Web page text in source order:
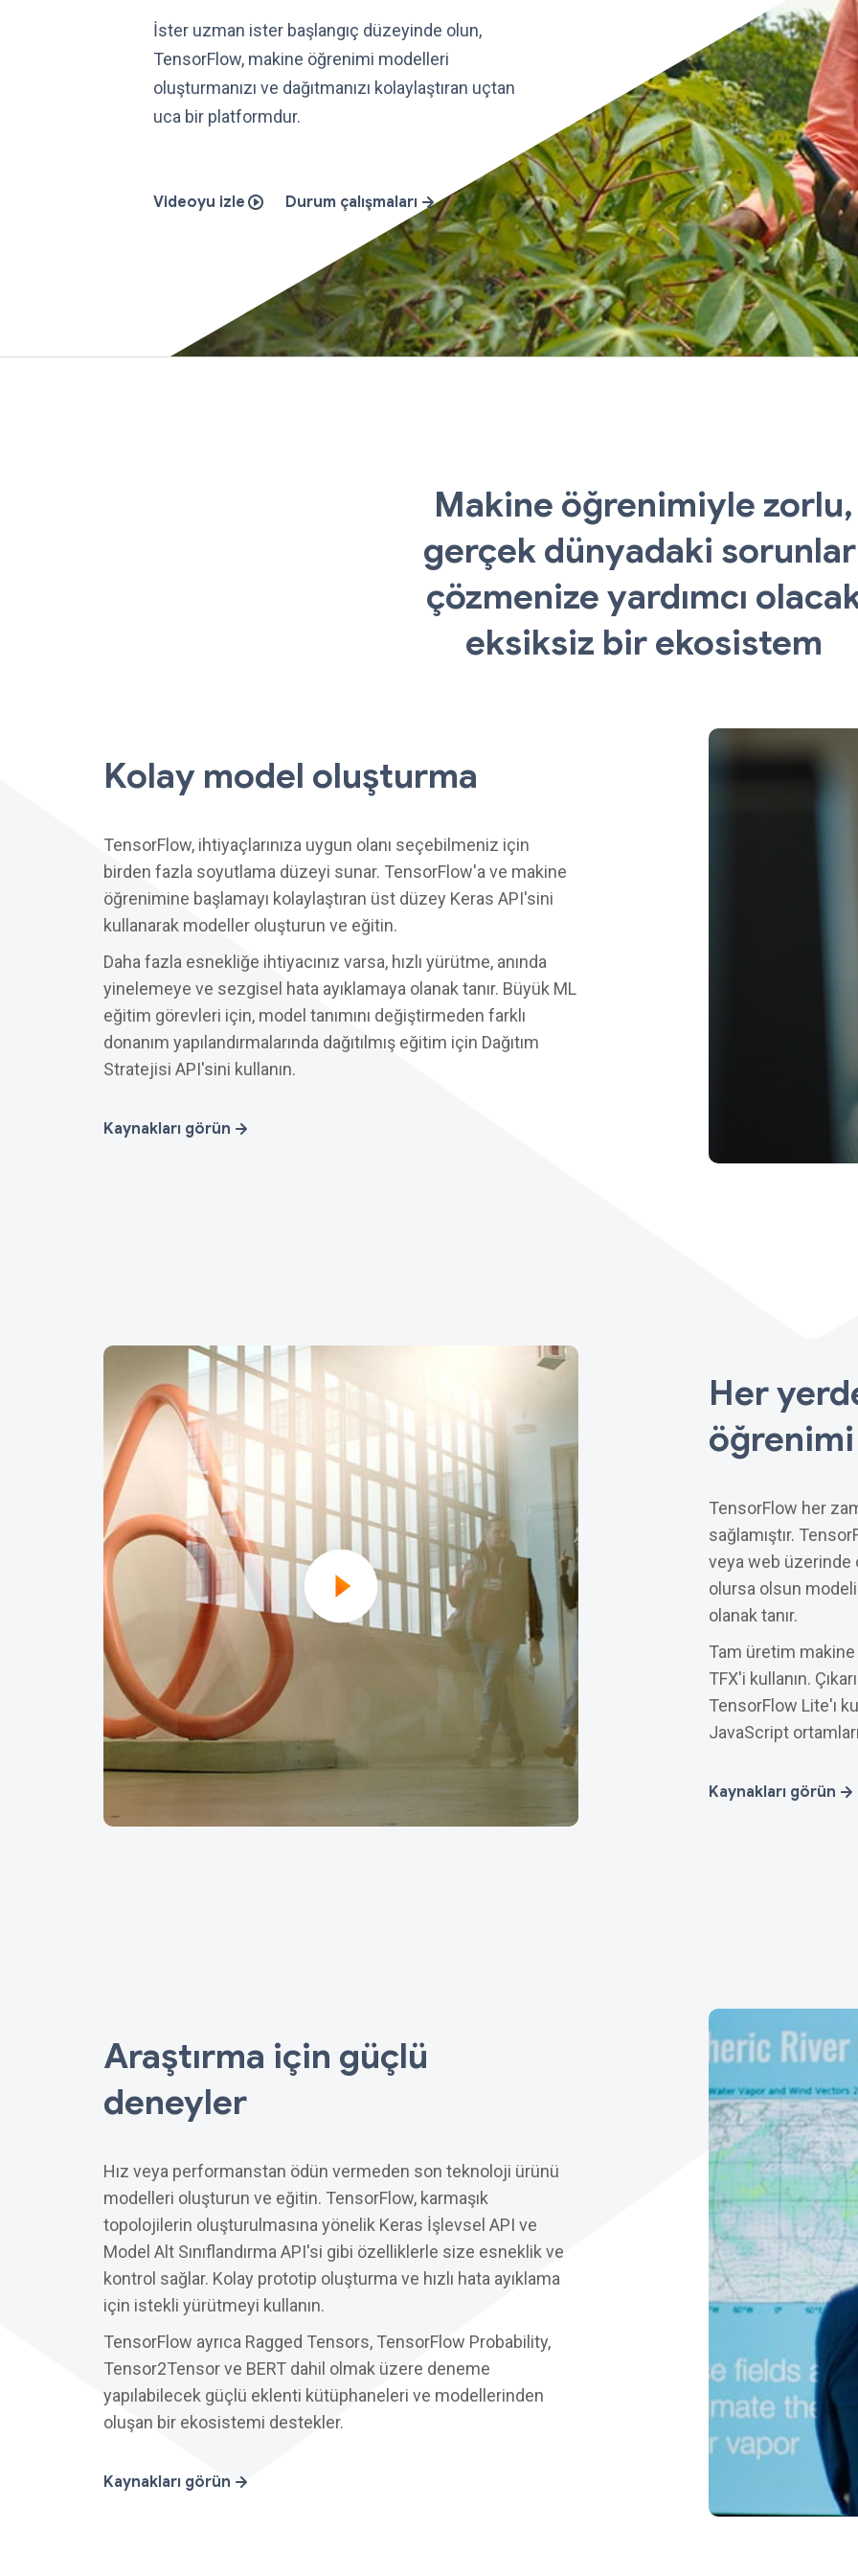
İster uzman ister başlangıç ​​düzeyinde olun,
TensorFlow, makine öğrenimi modelleri
oluşturmanızı ve dağıtmanızı kolaylaştıran uçtan
uca bir platformdur.
Videoyu izle Durum çalışmaları
Makine öğrenimiyle zorlu,
gerçek dünyadaki
çözmenize yardımcı
eksiksiz bir ekosistem
Kolay model oluşturma
TensorFlow, ihtiyaçlarınıza uygun olanı seçebilmeniz için
birden fazla soyutlama düzeyi sunar. TensorFlow'a ve makine
öğrenimine başlamayı kolaylaştıran üst düzey Keras API'sini
kullanarak modeller oluşturun ve eğitin.
Daha fazla esnekliğe ihtiyacınız varsa, hızlı yürütme, anında
yinelemeye ve sezgisel hata ayıklamaya olanak tanır. Büyük ML
eğitim görevleri için, model tanımını değiştirmeden farklı
donanım yapılandırmalarında dağıtılmış eğitim için Dağıtım
Stratejisi API'sini kullanın.
Kaynakları görün
Her
TensorFlow her
sağlamıştır.
veya web üzerinde
olursa olsun
olanak tanır.
Tam üretim makine
TFX'i kullanın.
TensorFlow Lite'ı
JavaScript
Kaynakları görün
Araştırma için güçlü
deneyler
Hız veya performanstan ödün vermeden son teknoloji ürünü
modelleri oluşturun ve eğitin. TensorFlow, karmaşık
topolojilerin oluşturulmasına yönelik Keras İşlevsel API ve
Model Alt Sınıflandırma API'si gibi özelliklerle size esneklik ve
kontrol sağlar. Kolay prototip oluşturma ve hızlı hata ayıklama
için istekli yürütmeyi kullanın.
TensorFlow ayrıca Ragged Tensors, TensorFlow Probability,
Tensor2Tensor ve BERT dahil olmak üzere deneme
yapılabilecek güçlü eklenti kütüphaneleri ve modellerinden
oluşan bir ekosistemi destekler.
Kaynakları görün